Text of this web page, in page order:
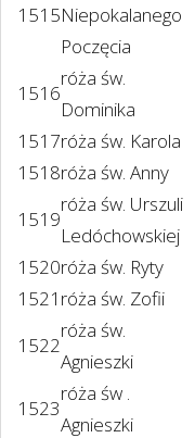
1515Niepokalanego
Poczęcia
1516
róża św.
Dominika
1517róża św. Karola
1518róża św. Anny
1519
róża św. Urszuli
Ledóchowskiej
1520róża św. Ryty
1521 róża św. Zofii
1522
róża św.
Agnieszki
1523
róża św .
Agnieszki